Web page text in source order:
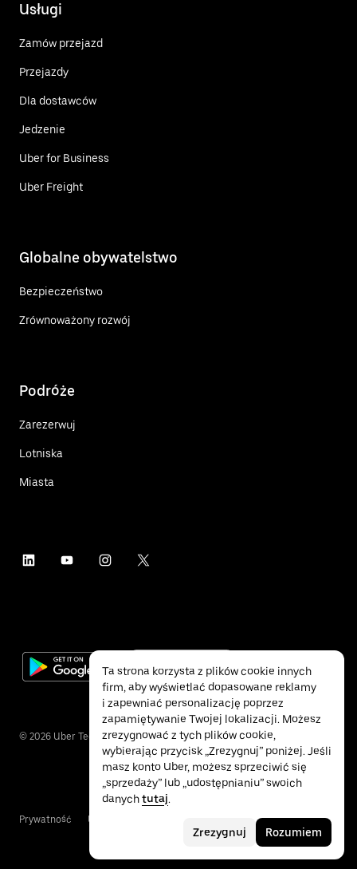
Usługi
Zamów przejazd
Przejazdy
Dla dostawców
Jedzenie
Uber for Business
Uber Freight
Globalne obywatelstwo
Bezpieczeństwo
Zrównoważony rozwój
Podróże
Zarezerwuj
Lotniska
Miasta
© 2026 Uber Technologies Inc.
Prywatność Ułatwienia dostępu
Ta strona korzysta z plików cookie innych
firm, aby wyświetlać dopasowane reklamy
i zapewniać personalizację poprzez
zapamiętywanie Twojej lokalizacji. Możesz
zrezygnować z tych plików cookie,
wybierając przycisk „Zrezygnuj” poniżej. Jeśli
masz konto Uber, możesz sprzeciwić się
„sprzedaży” lub „udostępnianiu” swoich
danychtutaj.
Zrezygnuj Rozumiem